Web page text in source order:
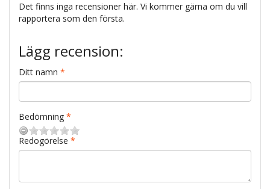
Det finns inga recensioner här. Vi kommer gärna om du vill
rapportera som den första.
Lägg recension:
Ditt namn
Bedömning
Redogörelse